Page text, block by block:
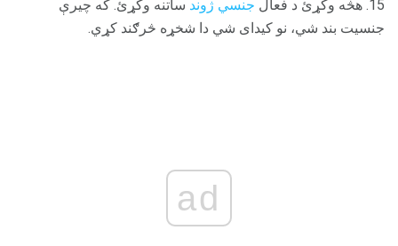
15. هڅه وکړئ د فعال جنسي ژوند ساتنه وکړئ. که چیرې
جنسیت بند شي، نو کیدای شي دا شخړه څرګند کړي.
ad